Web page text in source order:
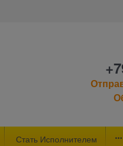
Стать Исполнителем